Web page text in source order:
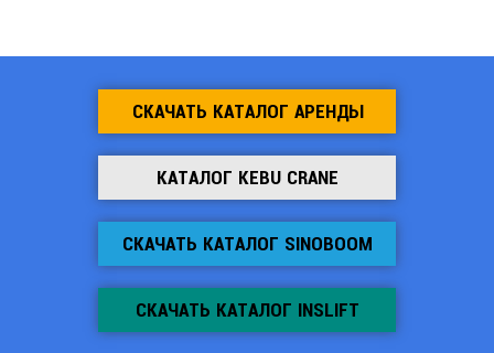
СКАЧАТЬ КАТАЛОГ АРЕНДЫ
КАТАЛОГ KEBU CRANE
СКАЧАТЬ КАТАЛОГ SINOBOOM
СКАЧАТЬ КАТАЛОГ INSLIFT